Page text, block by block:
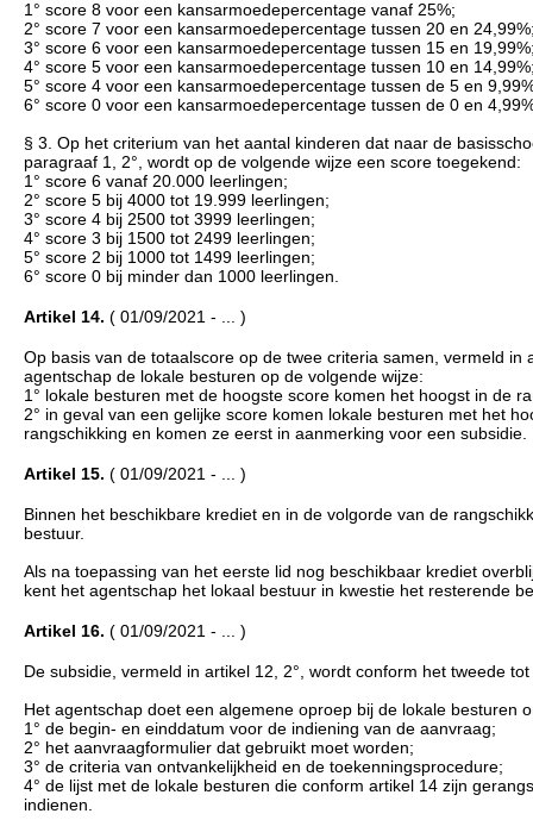
1° score 8 voor een kansarmoedepercentage vanaf 25%;
2° score 7 voor een kansarmoedepercentage tussen 20 en
3° score 6 voor een kansarmoedepercentage tussen 15 en
4° score 5 voor een kansarmoedepercentage tussen 10 en
5° score 4 voor een kansarmoedepercentage tussen de 5 en
6° score 0 voor een kansarmoedepercentage tussen de 0 en
§ 3. Op het criterium van het aantal kinderen dat naar de
paragraaf 1, 2°, wordt op de volgende wijze een score toegekend:
1° score 6 vanaf 20.000 leerlingen;
2° score 5 bij 4000 tot 19.999 leerlingen;
3° score 4 bij 2500 tot 3999 leerlingen;
4° score 3 bij 1500 tot 2499 leerlingen;
5° score 2 bij 1000 tot 1499 leerlingen;
6° score 0 bij minder dan 1000 leerlingen.
Artikel 14. ( 01/09/2021 - ... )
Op basis van de totaalscore op de twee criteria samen, vermeld
agentschap de lokale besturen op de volgende wijze:
1° lokale besturen met de hoogste score komen het hoogst in de
2° in geval van een gelijke score komen lokale besturen met het
rangschikking en komen ze eerst in aanmerking voor een subsidie.
Artikel 15. ( 01/09/2021 - ... )
Binnen het beschikbare krediet en in de volgorde van de
bestuur.
Als na toepassing van het eerste lid nog beschikbaar krediet
kent het agentschap het lokaal bestuur in kwestie het resterende
Artikel 16. ( 01/09/2021 - ... )
De subsidie, vermeld in artikel 12, 2°, wordt conform het tweede
Het agentschap doet een algemene oproep bij de lokale
1° de begin- en einddatum voor de indiening van de aanvraag;
2° het aanvraagformulier dat gebruikt moet worden;
3° de criteria van ontvankelijkheid en de toekenningsprocedure;
4° de lijst met de lokale besturen die conform artikel 14 zijn
indienen.